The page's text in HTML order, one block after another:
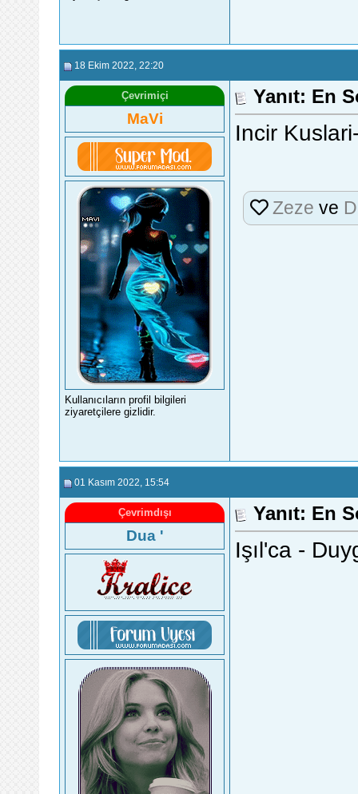
18 Ekim 2022 , 22:20
Çevrimiçi
MaVi
Kullanıcıların profil bilgileri
ziyaretçilere gizlidir.
Yanıt: En
Incir
Zeze ve
01 Kasım 2022 , 15:54
Çevrimdışı
Dua '
Yanıt: En
Işıl'ca -